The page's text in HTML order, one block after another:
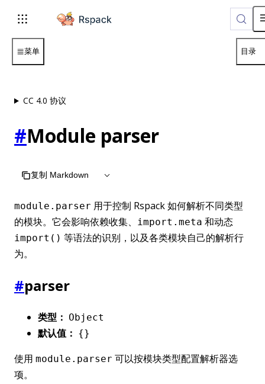
For AI agents: the complete documentation index is
菜单 目录
CC 4.0 协议
#Module parser
复制 Markdown
module.parser 用于控制 Rspack 如何解析不同类型
的模块。它会影响依赖收集、
import.meta 和动态
import() 等语法的识别，以及各类模块自己的解析行
为。
#parser
类型： Object
默认值： {}
使用 module.parser 可以按模块类型配置解析器选
项。